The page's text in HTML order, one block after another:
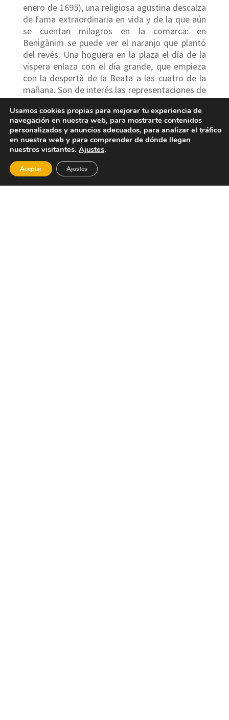
enero de 1695), una religiosa agustina descalza
de fama extraordinaria en vida y de la que aún
se cuentan milagros en la comarca: en
Benigànim se puede ver el naranjo que plantó
del revés. Una hoguera en la plaza el día de la
víspera enlaza con el día grande, que empieza
con la despertà de la Beata a las cuatro de la
mañana. Son de interés las representaciones de
los distintos milagros que esta monja realizó
(la aparición de Cristo, la multiplicación de los
garbanzos…) y la procesión. No olvidemos
probar el tradicional dulce Arrop i Talladetes:
higos y calabaza hervidos con buen mosto de
uva.
Usamos cookies propias para mejorar tu experiencia de
navegación en nuestra web, para mostrarte contenidos
personalizados y anuncios adecuados, para analizar el tráfico
en nuestra web y para comprender de dónde llegan
nuestros visitantes. Ajustes.
Aceptar Ajustes